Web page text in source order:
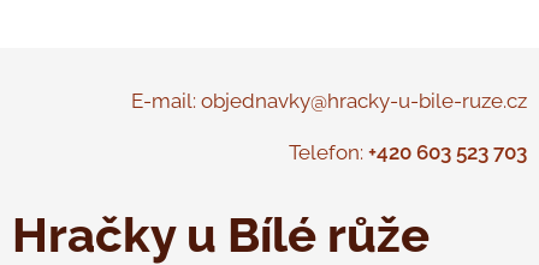
E-mail: objednavky@hracky-u-bile-ruze.cz
Telefon: +420 603 523 703
Hračky u Bílé růže